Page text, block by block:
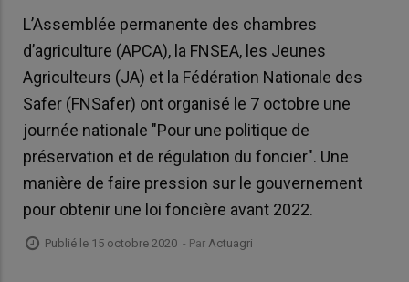
L’Assemblée permanente des chambres
d’agriculture (APCA), la FNSEA, les Jeunes
Agriculteurs (JA) et la Fédération Nationale des
Safer (FNSafer) ont organisé le 7 octobre une
journée nationale "Pour une politique de
préservation et de régulation du foncier". Une
manière de faire pression sur le gouvernement
pour obtenir une loi foncière avant 2022.
Publié le 15 octobre 2020 - Par Actuagri